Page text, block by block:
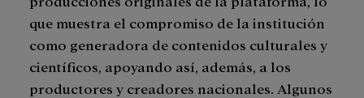
que muestra el compromiso de la institución
como generadora de contenidos culturales y
científicos, apoyando así, además, a los
productores y creadores nacionales. Algunos